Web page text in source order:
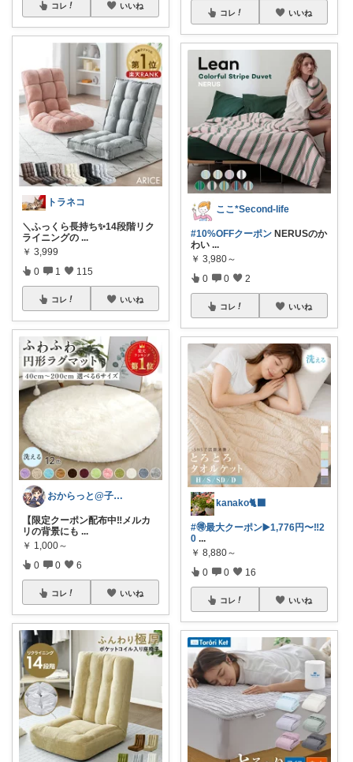
コレ いいね
トラネコ
＼ふっくら長持ち✨14段階リク
ライニングの ...
￥ 3,999
0 1 115
コレ いいね
おからっと@子育てに余裕を✨
【限定クーポン配布中‼️メルカ
リの背景にも ...
￥ 1,000～
0 0 6
コレ いいね
コレ いいね
ここ*Second-life
#10%OFFクーポン NERUSのか
わい ...
￥ 3,980～
0 0 2
コレ いいね
kanako🐈‍⬛
#🉐最大クーポン▶️1,776円〜‼️2
0 ...
￥ 8,880～
0 0 16
コレ いいね